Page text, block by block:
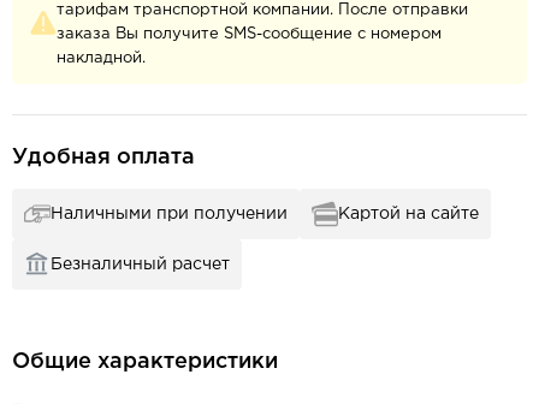
тарифам транспортной компании. После отправки
заказа Вы получите SMS-сообщение с номером
накладной.
Удобная оплата
Наличными при получении Картой на сайте
Безналичный расчет
Общие характеристики